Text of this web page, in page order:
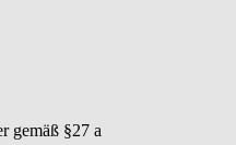
gemäß §27 a